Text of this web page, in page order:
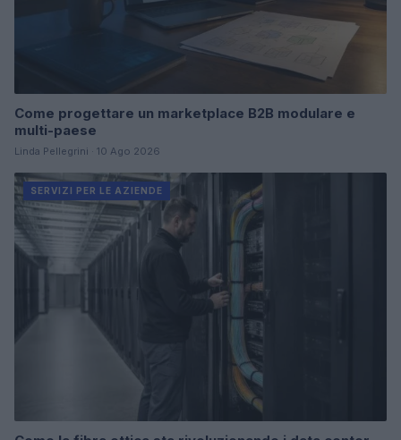
Come progettare un marketplace B2B modulare e
multi-paese
Linda Pellegrini · 10 Ago 2026
SERVIZI PER LE AZIENDE